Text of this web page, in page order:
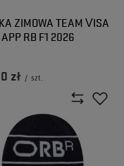
ZIMOWA TEAM VISA
RB F1 2026
zł / szt.